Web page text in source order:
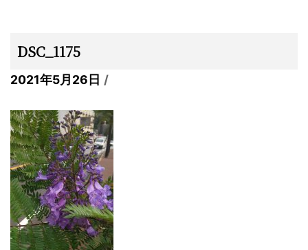
DSC_1175
2021年5月26日